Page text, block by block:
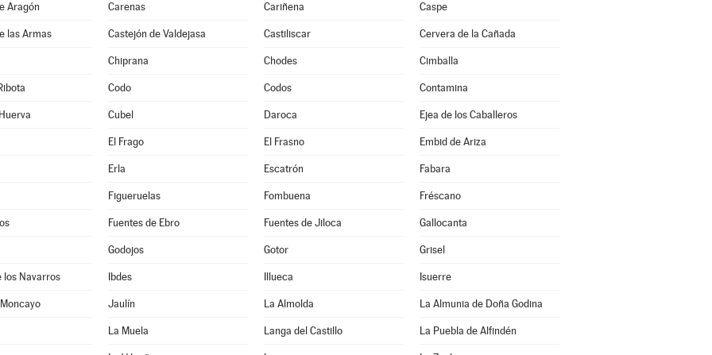
Aragón Carenas Cariñena Caspe
las Armas Castejón de Valdejasa Castiliscar Cervera de la Cañada
Chiprana Chodes Cimballa
Codo Codos Contamina
Cubel Daroca Ejea de los Caballeros
El Frago El Frasno Embid de Ariza
Erla Escatrón Fabara
Figueruelas Fombuena Fréscano
Fuentes de Ebro Fuentes de Jiloca Gallocanta
Godojos Gotor Grisel
los Navarros Ibdes Illueca Isuerre
Jaulín La Almolda La Almunia de Doña Godina
La Muela Langa del Castillo La Puebla de Alfindén